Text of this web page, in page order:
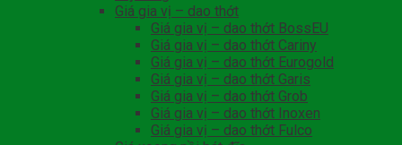
Giá gia vị – dao thớt
Giá gia vị – dao thớt BossEU
Giá gia vị – dao thớt Cariny
Giá gia vị – dao thớt Eurogold
Giá gia vị – dao thớt Garis
Giá gia vị – dao thớt Grob
Giá gia vị – dao thớt Inoxen
Giá gia vị – dao thớt Fulco